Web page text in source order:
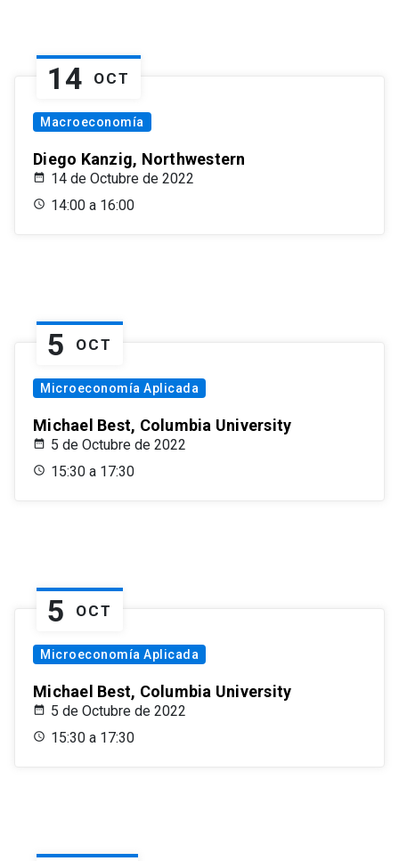
14 OCT
Macroeconomía
Diego Kanzig, Northwestern
14 de Octubre de 2022
14:00 a 16:00
5 OCT
Microeconomía Aplicada
Michael Best, Columbia University
5 de Octubre de 2022
15:30 a 17:30
5 OCT
Microeconomía Aplicada
Michael Best, Columbia University
5 de Octubre de 2022
15:30 a 17:30